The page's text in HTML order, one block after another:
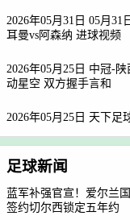
2026年05月31日 05月31
耳曼vs阿森纳 进球视频
2026年05月25日 中冠-
动星空 双方握手言和
2026年05月25日 天下足
足球新闻
蓝军补强官宣！爱尔兰
签约切尔西锁定五年约